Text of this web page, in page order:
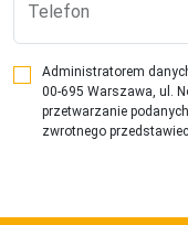
Telefon
Administratorem
00-695 Warszawa, ul.
przetwarzanie
zwrotnego